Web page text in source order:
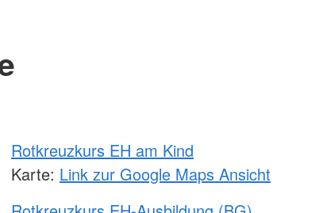
Rotkreuzkurs EH am Kind
Karte: Link zur Google Maps Ansicht